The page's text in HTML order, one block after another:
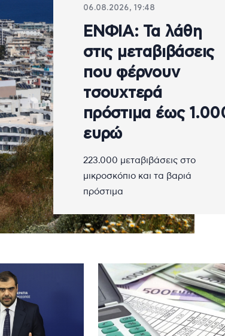
06.08.2026, 19:48
ΕΝΦΙΑ: Τα λάθη
στις μεταβιβάσεις
που φέρνουν
τσουχτερά
πρόστιμα έως
ευρώ
223.000 μεταβιβάσεις στο
μικροσκόπιο και τα βαριά
πρόστιμα